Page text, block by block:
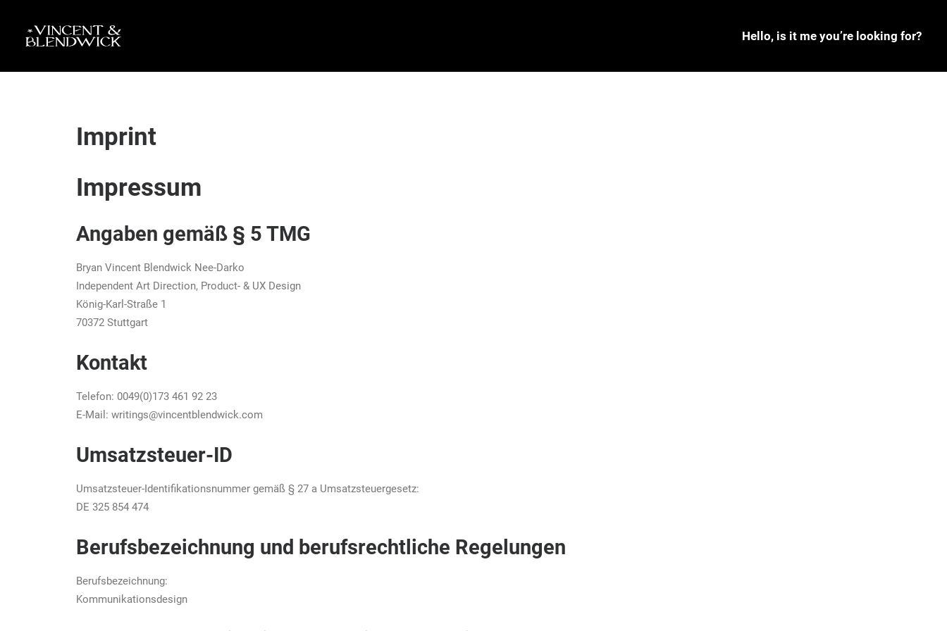
Hello, is it me you’re looking for?
Imprint
Impressum
Angaben gemäß § 5 TMG
Bryan Vincent Blendwick Nee-Darko
Independent Art Direction, Product- & UX Design
König-Karl-Straße 1
70372 Stuttgart
Kontakt
Telefon: 0049(0)173 461 92 23
E-Mail: writings@vincentblendwick.com
Umsatzsteuer-ID
Umsatzsteuer-Identifikationsnummer gemäß § 27 a Umsatzsteuergesetz:
DE 325 854 474
Berufsbezeichnung und berufsrechtliche Regelungen
Berufsbezeichnung:
Kommunikationsdesign